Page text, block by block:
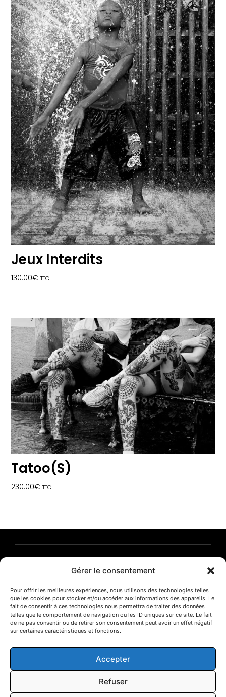
Gérer le consentement
Pour offrir les meilleures expériences, nous utilisons des technologies telles
que les cookies pour stocker et/ou accéder aux informations des appareils. Le
fait de consentir à ces technologies nous permettra de traiter des données
telles que le comportement de navigation ou les ID uniques sur ce site. Le fait
de ne pas consentir ou de retirer son consentement peut avoir un effet négatif
sur certaines caractéristiques et fonctions.
Accepter
Refuser
Jeux Interdits
130.00€ TTC
Tatoo(s)
230.00€ TTC
T. 06 85 70 00 14
CONTACT E-SHOP
MENTIONS LÉGALES
POLITIQUE DE CONFIDENTIALITÉ
© 2025 | Frédéric Fleury